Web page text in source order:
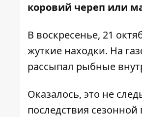
коровий череп или
В воскресенье, 21
жуткие находки. На
рассыпал рыбные
Оказалось, это не
последствия